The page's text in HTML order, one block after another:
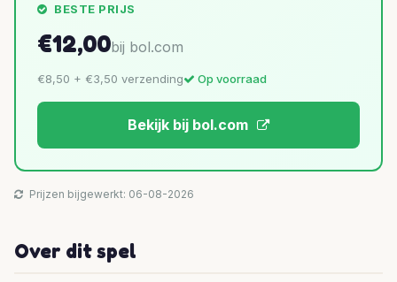
BESTE PRIJS
€12,00bij bol.com
€8,50 + €3,50 verzending Op voorraad
Bekijk bij bol.com
Prijzen bijgewerkt: 06-08-2026
Over dit spel